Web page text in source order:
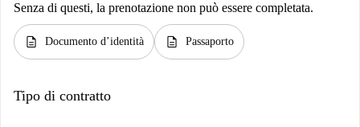
Senza di questi, la prenotazione non può essere completata.
description Documento d’identità description Passaporto
Tipo di contratto